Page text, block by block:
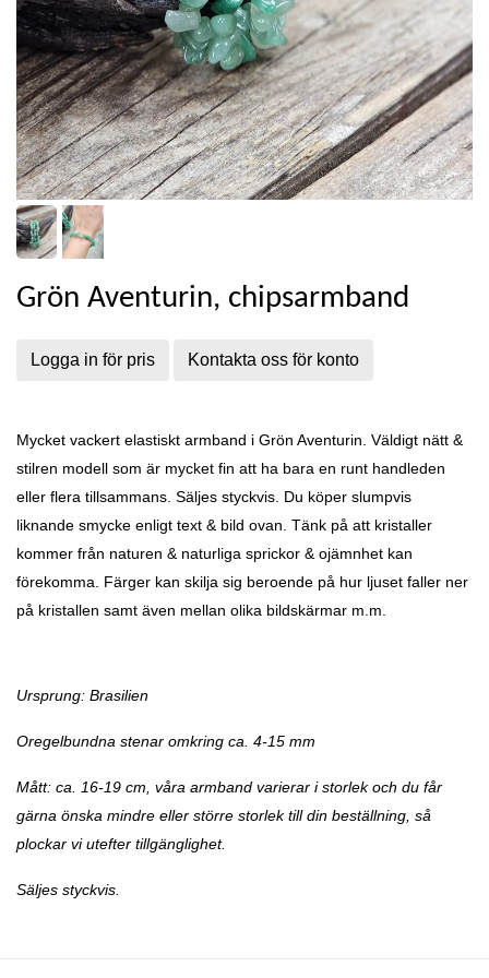
Grön Aventurin, chipsarmband
Logga in för pris Kontakta oss för konto
Mycket vackert elastiskt armband i Grön Aventurin. Väldigt nätt &
stilren modell som är mycket fin att ha bara en runt handleden
eller flera tillsammans. Säljes styckvis. Du köper slumpvis
liknande smycke enligt text & bild ovan. Tänk på att kristaller
kommer från naturen & naturliga sprickor & ojämnhet kan
förekomma. Färger kan skilja sig beroende på hur ljuset faller ner
på kristallen samt även mellan olika bildskärmar m.m.
Ursprung: Brasilien
Oregelbundna stenar omkring ca. 4-15 mm
Mått: ca. 16-19 cm, våra armband varierar i storlek och du får
gärna önska mindre eller större storlek till din beställning, så
plockar vi utefter tillgänglighet.
Säljes styckvis.